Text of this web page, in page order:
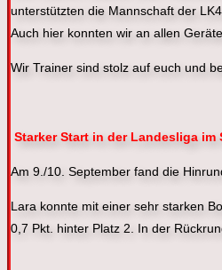
unterstützten die Mannschaft der
Auch hier konnten wir an allen
Wir Trainer sind stolz auf euch und
Starker Start in der Landesliga im
Am 9./10. September fand die
Lara konnte mit einer sehr starken
0,7 Pkt. hinter Platz 2. In der